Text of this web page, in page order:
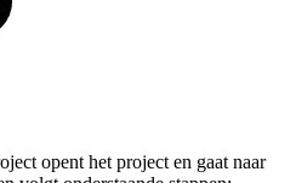
opent het project en gaat naar